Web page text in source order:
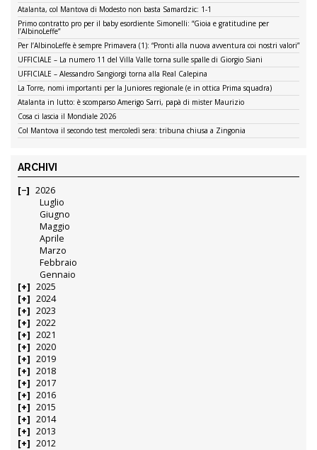
Atalanta, col Mantova di Modesto non basta Samardzic: 1-1
Primo contratto pro per il baby esordiente Simonelli: “Gioia e gratitudine per
l’AlbinoLeffe”
Per l’AlbinoLeffe è sempre Primavera (1): “Pronti alla nuova avventura coi nostri valori”
UFFICIALE – La numero 11 del Villa Valle torna sulle spalle di Giorgio Siani
UFFICIALE – Alessandro Sangiorgi torna alla Real Calepina
La Torre, nomi importanti per la Juniores regionale (e in ottica Prima squadra)
Atalanta in lutto: è scomparso Amerigo Sarri, papà di mister Maurizio
Cosa ci lascia il Mondiale 2026
Col Mantova il secondo test mercoledì sera: tribuna chiusa a Zingonia
ARCHIVI
2026
Luglio
Giugno
Maggio
Aprile
Marzo
Febbraio
Gennaio
2025
2024
2023
2022
2021
2020
2019
2018
2017
2016
2015
2014
2013
2012